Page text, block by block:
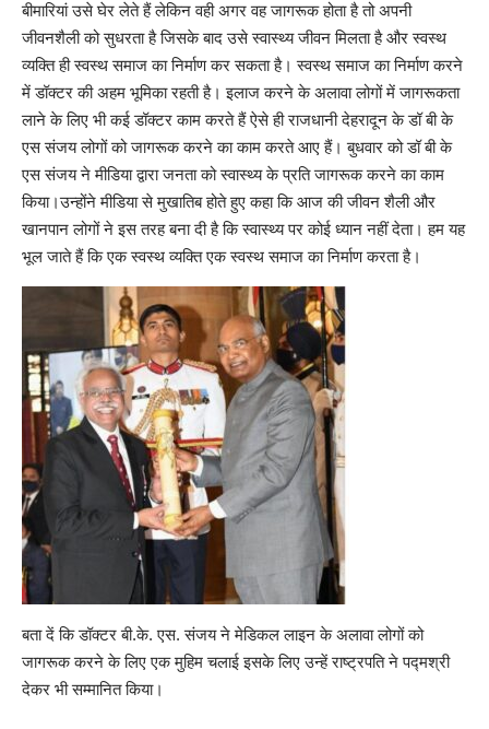
बीमारियां उसे घेर लेते हैं लेकिन वही अगर वह जागरूक होता है तो अपनी
जीवनशैली को सुधरता है जिसके बाद उसे स्वास्थ्य जीवन मिलता है और स्वस्थ
व्यक्ति ही स्वस्थ समाज का निर्माण कर सकता है। स्वस्थ समाज का निर्माण करने
में डॉक्टर की अहम भूमिका रहती है। इलाज करने के अलावा लोगों में जागरूकता
लाने के लिए भी कई डॉक्टर काम करते हैं ऐसे ही राजधानी देहरादून के डॉ बी के
एस संजय लोगों को जागरूक करने का काम करते आए हैं। बुधवार को डॉ बी के
एस संजय ने मीडिया द्वारा जनता को स्वास्थ्य के प्रति जागरूक करने का काम
किया।उन्होंने मीडिया से मुखातिब होते हुए कहा कि आज की जीवन शैली और
खानपान लोगों ने इस तरह बना दी है कि स्वास्थ्य पर कोई ध्यान नहीं देता। हम यह
भूल जाते हैं कि एक स्वस्थ व्यक्ति एक स्वस्थ समाज का निर्माण करता है।
बता दें कि डॉक्टर बी.के. एस. संजय ने मेडिकल लाइन के अलावा लोगों को
जागरूक करने के लिए एक मुहिम चलाई इसके लिए उन्हें राष्ट्रपति ने पद्मश्री
देकर भी सम्मानित किया।